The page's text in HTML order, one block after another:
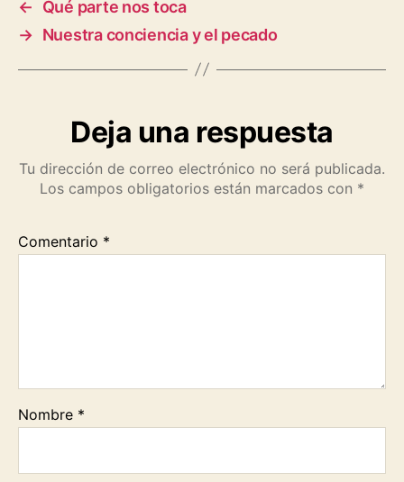
b
o
o
s
A
p
g
r
a
L
i
n
←
Qué parte nos toca
→ Nuestra conciencia y el pecado
Deja una respuesta
Tu dirección de correo electrónico no será publicada.
Los campos obligatorios están marcados con *
Comentario *
Nombre *